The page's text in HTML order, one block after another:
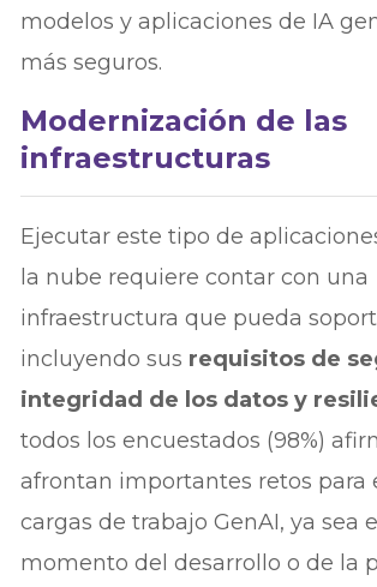
modelos y aplicaciones de IA
más seguros.
Modernización de las
infraestructuras
Ejecutar este tipo de
la nube requiere contar con una
infraestructura que pueda
incluyendo sus requisitos de
integridad de los datos y
todos los encuestados (98%)
afrontan importantes retos para
cargas de trabajo GenAI, ya sea
momento del desarrollo o de la